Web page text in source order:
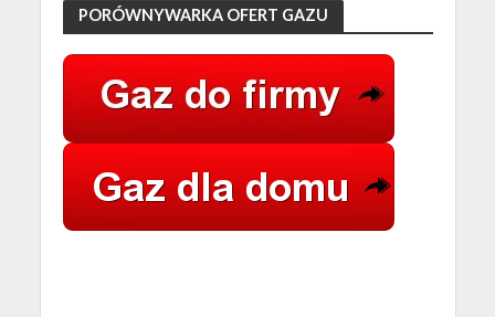
PORÓWNYWARKA OFERT GAZU